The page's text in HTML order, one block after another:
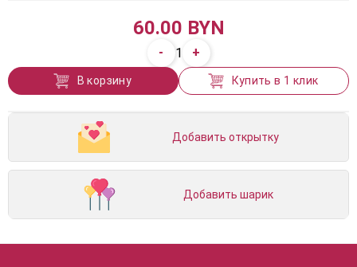
60.00 BYN
- 1 +
В корзину Купить в 1 клик
Добавить открытку
Добавить шарик